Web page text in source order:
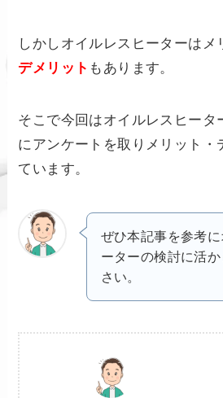
しかしオイルレスヒーターはメ
デメリット もあります。
そこで今回はオイルレスヒータ
にアンケートを取りメリット・
ています。
ぜひ本記事を参考
ーターの検討に活
さい。